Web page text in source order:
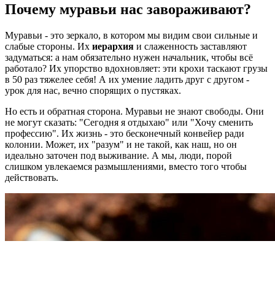
Почему муравьи нас завораживают?
Муравьи - это зеркало, в котором мы видим свои сильные и
слабые стороны. Их иерархия и слаженность заставляют
задуматься: а нам обязательно нужен начальник, чтобы всё
работало? Их упорство вдохновляет: эти крохи таскают грузы
в 50 раз тяжелее себя! А их умение ладить друг с другом -
урок для нас, вечно спорящих о пустяках.
Но есть и обратная сторона. Муравьи не знают свободы. Они
не могут сказать: "Сегодня я отдыхаю" или "Хочу сменить
профессию". Их жизнь - это бесконечный конвейер ради
колонии. Может, их "разум" и не такой, как наш, но он
идеально заточен под выживание. А мы, люди, порой
слишком увлекаемся размышлениями, вместо того чтобы
действовать.